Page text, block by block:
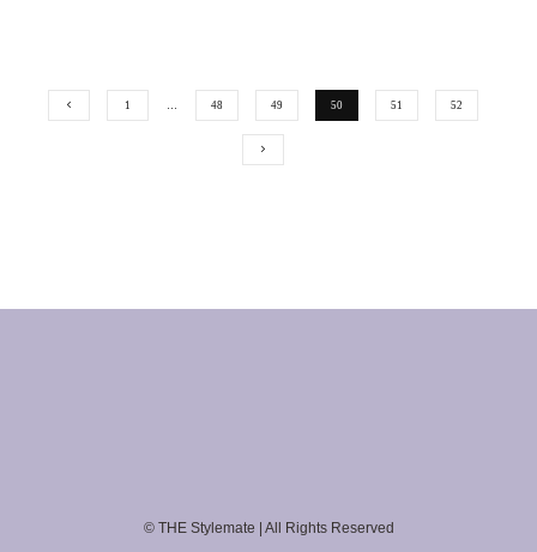
1 … 48 49 50 51 52
© THE Stylemate | All Rights Reserved